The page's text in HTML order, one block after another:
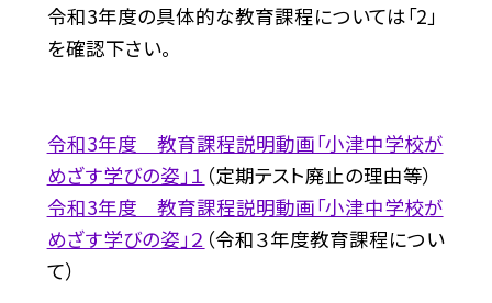
令和3年度の具体的な教育課程については「2」
を確認下さい。
令和3年度 教育課程説明動画「小津中学校が
めざす学びの姿」１ （定期テスト廃止の理由等）
令和3年度 教育課程説明動画「小津中学校が
めざす学びの姿」２ （令和３年度教育課程につい
て）